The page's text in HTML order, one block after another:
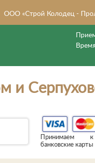
ООО «Строй Колодец -
и
Принимаем
банковские карты